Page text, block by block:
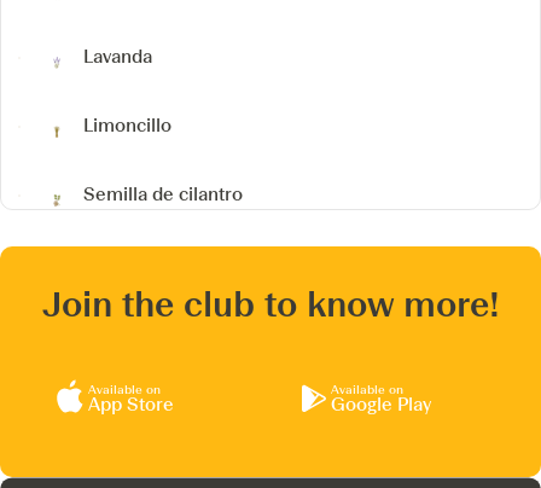
Lavanda
Limoncillo
Semilla de cilantro
Join the club to know more!
Available on
App Store
Available on
Google Play